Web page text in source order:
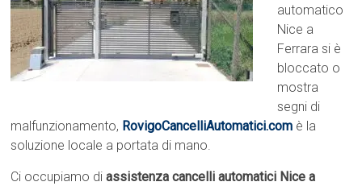
automatico
Nice a
Ferrara si è
bloccato o
mostra
segni di
malfunzionamento, RovigoCancelliAutomatici.com è la
soluzione locale a portata di mano.
Ci occupiamo diassistenza cancelli automatici Nice a